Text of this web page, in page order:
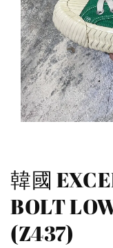
韓國
BOLT
(Z437)